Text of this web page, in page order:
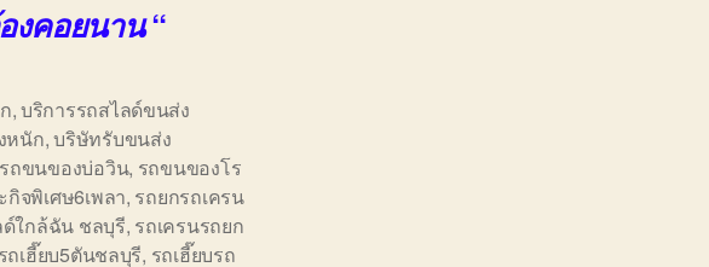
งคอยนาน“
,บริการรถสไลด์ขนส่ง
หนัก,บริษัทรับขนส่ง
รถขนของบ่อวิน, รถขนของโร
จพิเศษ6เพลา, รถยกรถเครน
ด์ใกล้ฉัน ชลบุรี, รถเครนรถยก
รถเฮี๊ยบ5ตันชลบุรี, รถเฮี๊ยบรถ